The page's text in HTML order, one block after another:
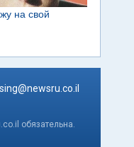
обязательна.